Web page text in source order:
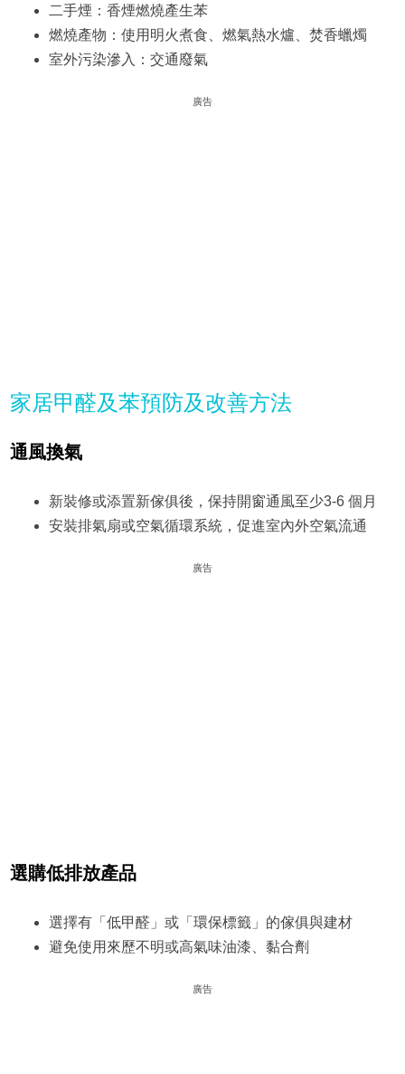
二手煙：香煙燃燒產生苯
燃燒產物：使用明火煮食、燃氣熱水爐、焚香蠟燭
室外污染滲入：交通廢氣
廣告
家居甲醛及苯預防及改善方法
通風換氣
新裝修或添置新傢俱後，保持開窗通風至少3-6 個月
安裝排氣扇或空氣循環系統，促進室內外空氣流通
廣告
選購低排放產品
選擇有「低甲醛」或「環保標籤」的傢俱與建材
避免使用來歷不明或高氣味油漆、黏合劑
廣告